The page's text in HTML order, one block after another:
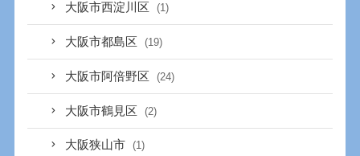
大阪市西淀川区 (1)
大阪市都島区 (19)
大阪市阿倍野区 (24)
大阪市鶴見区 (2)
大阪狭山市 (1)